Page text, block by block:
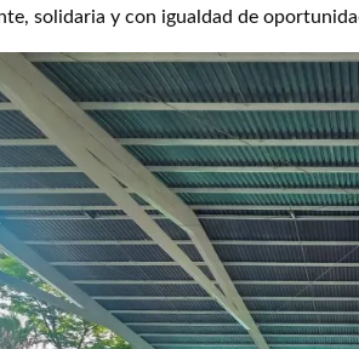
solidaria y con igualdad de